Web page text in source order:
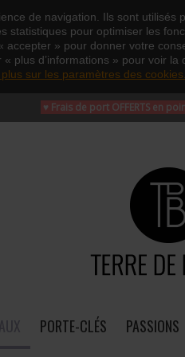
de navigation. Ils sont utilisés
statistiques pour optimiser les
» pour donner votre
plus d’informations » pour voir la
sur les paramètres des cookies.
♥ Frais de port OFFERTS en
PORTE-CLÉS PASSIONS